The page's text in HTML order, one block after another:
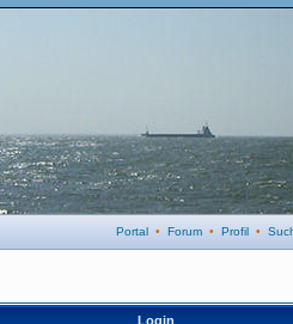
Portal • Forum • Profil •
Login